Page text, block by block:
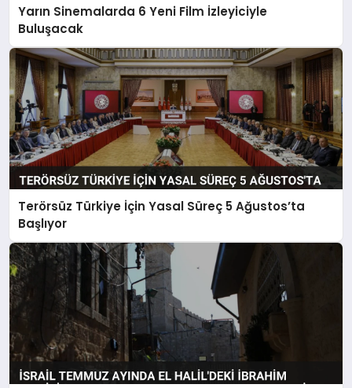
Yarın Sinemalarda 6 Yeni Film İzleyiciyle
Buluşacak
Terörsüz Türkiye İçin Yasal Süreç 5 Ağustos’ta
Başlıyor